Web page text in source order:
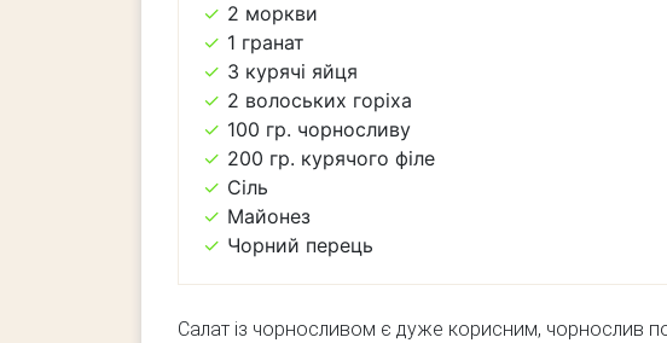
2 моркви
1 гранат
3 курячі яйця
2 волоських горіха
100 гр. чорносливу
200 гр. курячого філе
Сіль
Майонез
Чорний перець
Салат із чорносливом є дуже корисним, чорнослив